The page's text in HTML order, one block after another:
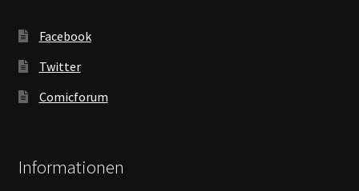
Facebook
Twitter
Comicforum
Informationen